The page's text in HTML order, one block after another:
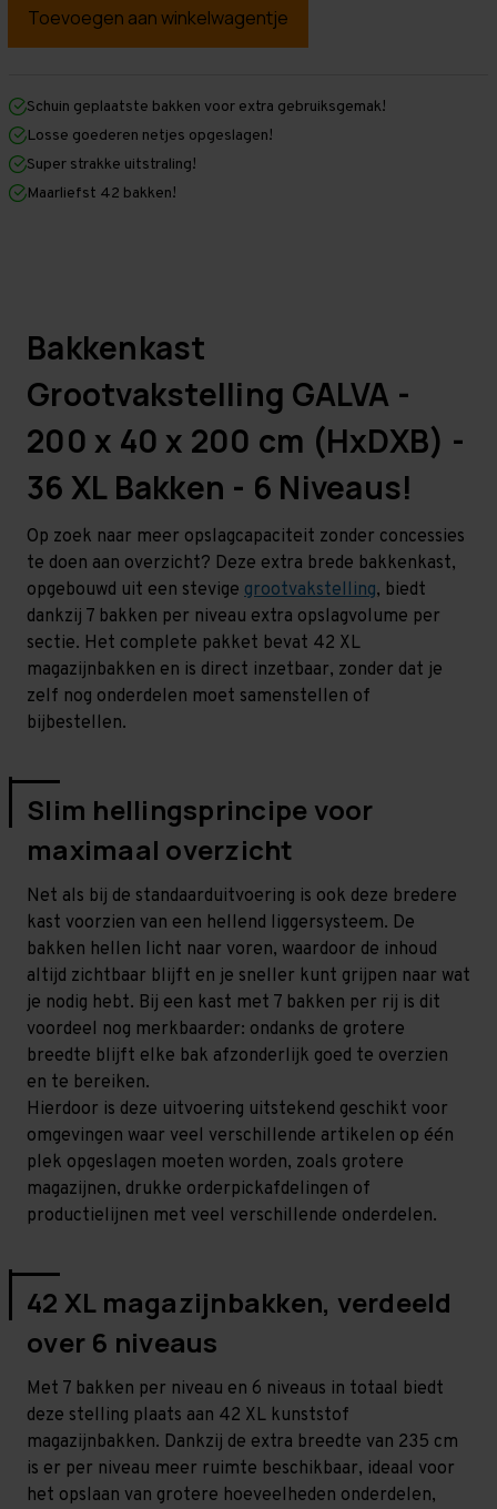
Bakkenkast
-
40
x
235
cm
per
Bakkenkast
-
40
x
235
cm
per
Schuin geplaatste bakken voor extra gebruiksgemak!
Losse goederen netjes opgeslagen!
Super strakke uitstraling!
Maarliefst 42 bakken!
Bakkenkast
Grootvakstelling GALVA -
200 x 40 x 200 cm (HxDXB) -
36 XL Bakken - 6 Niveaus!
Op zoek naar meer opslagcapaciteit zonder concessies
te doen aan overzicht? Deze extra brede bakkenkast,
opgebouwd uit een stevige grootvakstelling, biedt
dankzij 7 bakken per niveau extra opslagvolume per
sectie. Het complete pakket bevat 42 XL
magazijnbakken en is direct inzetbaar, zonder dat je
zelf nog onderdelen moet samenstellen of
bijbestellen.
Slim hellingsprincipe voor
maximaal overzicht
Net als bij de standaarduitvoering is ook deze bredere
kast voorzien van een hellend liggersysteem. De
bakken hellen licht naar voren, waardoor de inhoud
altijd zichtbaar blijft en je sneller kunt grijpen naar wat
je nodig hebt. Bij een kast met 7 bakken per rij is dit
voordeel nog merkbaarder: ondanks de grotere
breedte blijft elke bak afzonderlijk goed te overzien
en te bereiken.
Hierdoor is deze uitvoering uitstekend geschikt voor
omgevingen waar veel verschillende artikelen op één
plek opgeslagen moeten worden, zoals grotere
magazijnen, drukke orderpickafdelingen of
productielijnen met veel verschillende onderdelen.
42 XL magazijnbakken, verdeeld
over 6 niveaus
Met 7 bakken per niveau en 6 niveaus in totaal biedt
deze stelling plaats aan 42 XL kunststof
magazijnbakken. Dankzij de extra breedte van 235 cm
is er per niveau meer ruimte beschikbaar, ideaal voor
het opslaan van grotere hoeveelheden onderdelen,